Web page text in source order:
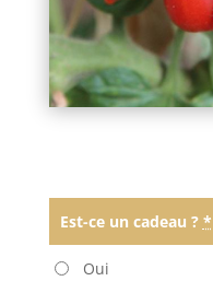
Est-ce un cadeau ? *
Oui